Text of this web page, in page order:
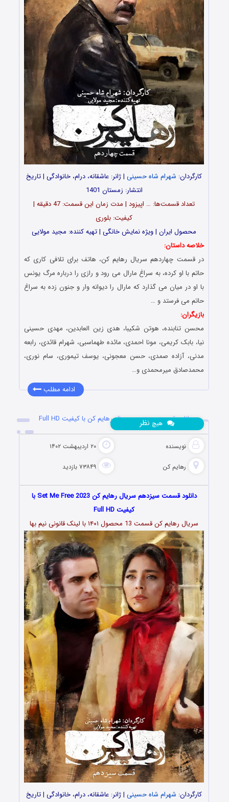
کارگردان: شهرام شاه حسینی | ژانر: عاشقانه، درام، خانوادگی | تاریخ
انتشار: زمستان 1401
تعداد قسمت‌ها: … اپیزود | مدت زمان این قسمت: 47 دقیقه |
کیفیت: بلوری
محصول ایران | ویژه نمایش خانگی | تهیه کننده: مجید مولایی
خلاصه داستان:
در قسمت چهاردهم سریال رهایم کن، هاتف برای تلافی کاری که
حاتم با او کرده، به سراغ مارال می رود و رازی را درباره مرگ یونس
با او در میان می گذارد که مارال را دیوانه وار و جنون زده به سراغ
حاتم می فرستد و …
بازیگران:
محسن تنابنده، هوتن شکیبا، هدی زین العابدین، مهدی حسینی
نیا، بابک کریمی، مونا احمدی، مائده طهماسبی، شهرام قائدی، رابعه
مدنی، آزاده صمدی، حسن معجونی، یوسف تیموری، سام نوری،
محمدصادق میرمحمدی و…
ادامه مطلب
دانلود قسمت سیزدهم سریال رهایم کن با کیفیت Full HD
نویسنده ۲۰ اردیبهشت ۱۴۰۲
رهایم کن ۷۳۸۴۹ بازدید
هیچ نظر
دانلود قسمت سیزدهم سریال رهایم کن Set Me Free 2023 با
کیفیت Full HD
سریال رهایم کن قسمت 13 محصول ۱۴۰۱ با لینک قانونی نیم بها
کارگردان: شهرام شاه حسینی | ژانر: عاشقانه، درام، خانوادگی | تاریخ